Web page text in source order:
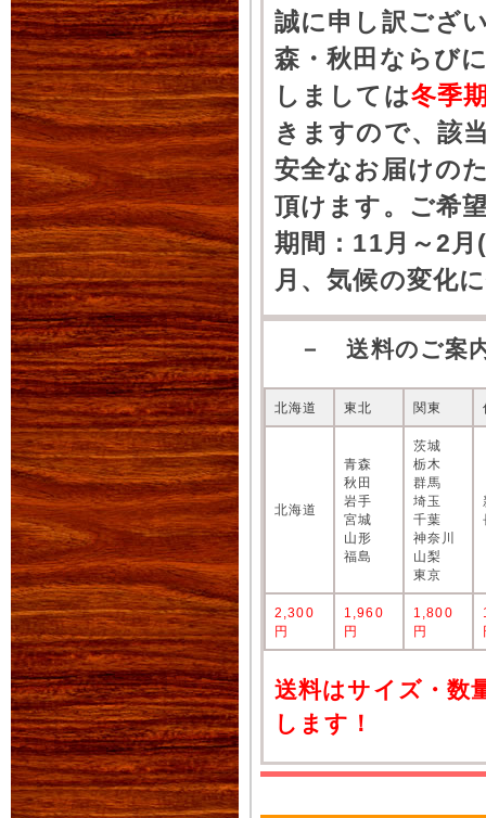
誠に申し訳ござ
森・秋田ならび
しましては冬季
きますので、該
安全なお届けの
頂けます。ご希
期間：11月～2
月、気候の変化
－ 送料のご案
北海道 東北 関東
北海道
青森
秋田
岩手
宮城
山形
福島
茨城
栃木
群馬
埼玉
千葉
神奈川
山梨
東京
2,300
円
1,960
円
1,800
円
送料はサイズ・数
します！